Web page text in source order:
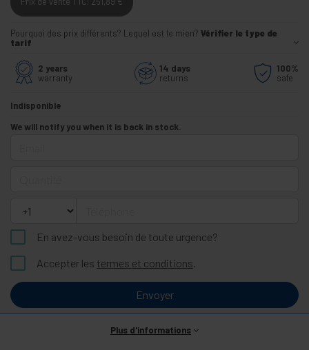
Pourquoi des prix différents? Lequel est le mien? Vérifier le type de
tarif
2 years
warranty
14 days
returns
100%
safe
Indisponible
We will notify you when it is back in stock.
En avez-vous besoin de toute urgence?
Accepter les termes et conditions.
Envoyer
Plus d'informations